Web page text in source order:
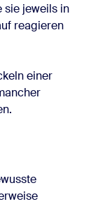
sie jeweils in
reagieren
einer